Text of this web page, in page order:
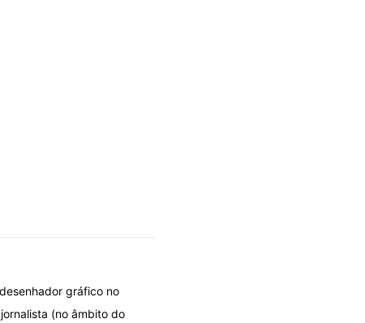
gráfico no
(no âmbito do